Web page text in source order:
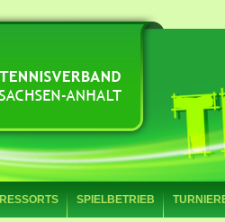
RESSORTS SPIELBETRIEB